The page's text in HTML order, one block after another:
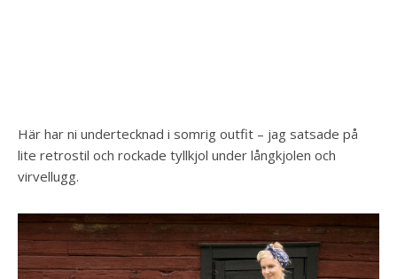
Här har ni undertecknad i somrig outfit – jag satsade på
lite retrostil och rockade tyllkjol under långkjolen och
virvellugg.